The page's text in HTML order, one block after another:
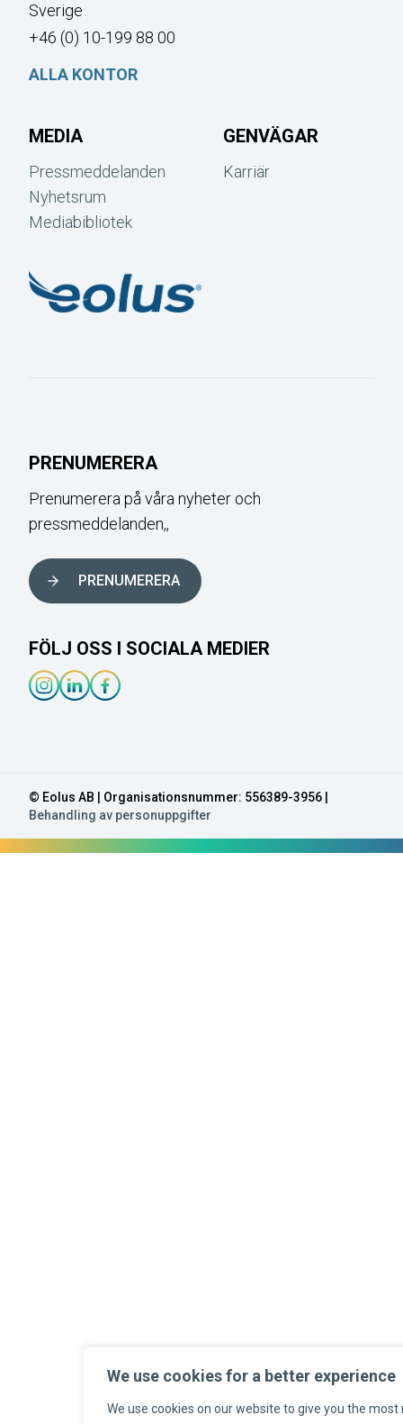
We use cookies for a better experience
We use cookies on our website to give you the most
Sverige
+46 (0) 10-199 88 00
ALLA KONTOR
MEDIA
Pressmeddelanden
Nyhetsrum
Mediabibliotek
GENVÄGAR
Karriär
PRENUMERERA
Prenumerera på våra nyheter och
pressmeddelanden,,
PRENUMERERA
FÖLJ OSS I SOCIALA MEDIER
© Eolus AB | Organisationsnummer: 556389-3956 |
Behandling av personuppgifter